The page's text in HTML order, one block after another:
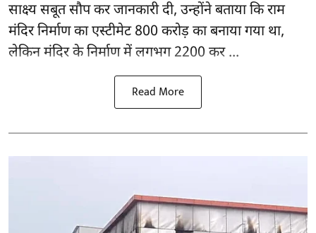
साक्ष्य सबूत सौप कर जानकारी दी, उन्होंने बताया कि राम
मंदिर निर्माण का एस्टीमेट 800 करोड़ का बनाया गया था,
लेकिन मंदिर के निर्माण में लगभग 2200 कर ...
Read More